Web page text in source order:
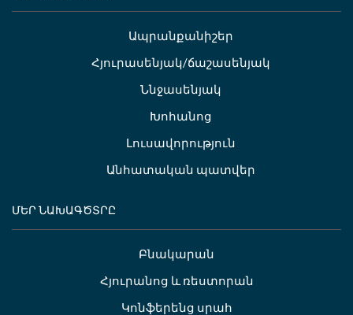
Ապրանքանիշեր
Հյուրասենյակ/ճաշասենյակ
Ննջասենյակ
Խոհանոց
Լուսավորություն
Անհատական պատվեր
ՄԵՐ ՆԱԽԱԳԾՏՐԸ
Բնակարան
Հյուրանոց և ռեստորան
Կոնֆերենց սրահ